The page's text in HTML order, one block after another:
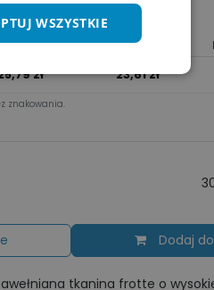
23 szt. 24 - 95 szt.
zł 23,61zł
znakowania.​
Dodaj
tkanina frotte o
WSZYSTKIE